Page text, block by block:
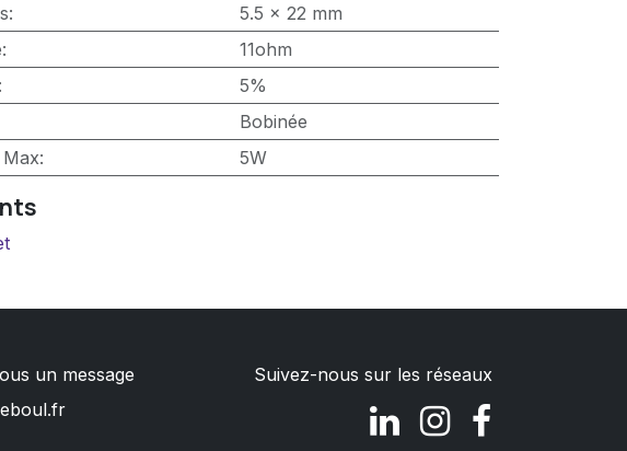
:
5.5 x 22 mm
:
11ohm
:
5%
Bobinée
: 5W
un message
Suivez-nous sur les réseaux